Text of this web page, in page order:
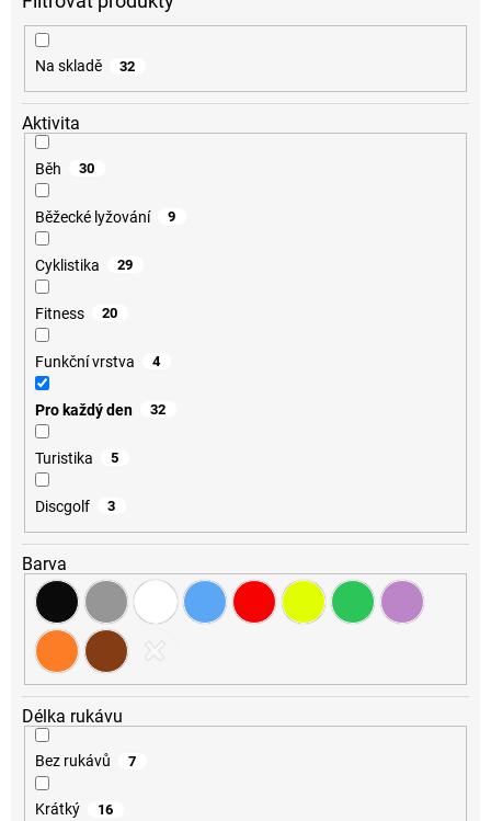
Na skladě 32
Aktivita
Běh 30
Běžecké lyžování 9
Cyklistika 29
Fitness 20
Funkční vrstva 4
Pro každý den 32
Turistika 5
Discgolf 3
Barva
Délka rukávu
Bez rukávů 7
Krátký 16